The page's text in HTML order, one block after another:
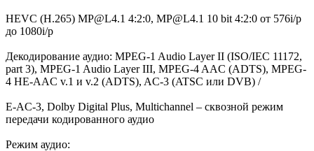
HEVC (H.265) MP@L4.1 4:2:0, MP@L4.1 10 bit 4:2:0 от 576i/p
до 1080i/p
Декодирование аудио: MPEG-1 Audio Layer II (ISO/IEC 11172,
part 3), MPEG-1 Audio Layer III, MPEG-4 AAC (ADTS), MPEG-
4 HE-AAC v.1 и v.2 (ADTS), AC-3 (ATSC или DVB) /
E-AC-3, Dolby Digital Plus, Multichannel – сквозной режим
передачи кодированного аудио
Режим аудио: